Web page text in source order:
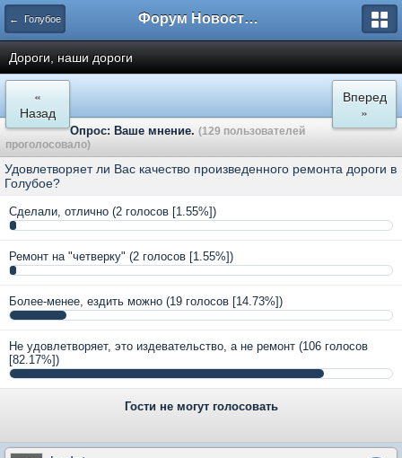
← Голубое Форум Новостройки
Дороги, наши дороги
«
Назад
Вперед
»
Опрос: Ваше мнение. (129 пользователей
проголосовало)
Удовлетворяет ли Вас качество произведенного ремонта дороги в
Голубое?
Сделали, отлично (2 голосов [1.55%])
Ремонт на "четверку" (2 голосов [1.55%])
Более-менее, ездить можно (19 голосов [14.73%])
Не удовлетворяет, это издевательство, а не ремонт (106 голосов
[82.17%])
Гости не могут голосовать